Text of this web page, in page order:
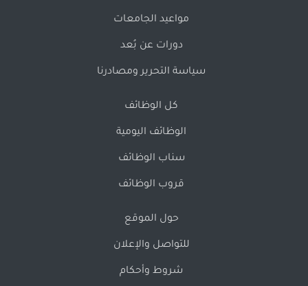
مواعيد الجامعات
دورات عن بُعد
سياسة التحرير ومصادرنا
كل الوظائف
الوظائف اليومية
سناب الوظائف
قروب الوظائف
حول الموقع
للتواصل والإعلان
شروط وأحكام